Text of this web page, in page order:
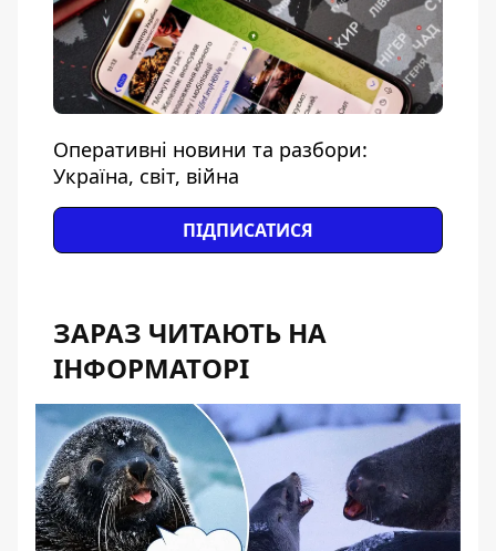
Оперативні новини та разбори:
Україна, світ, війна
ПІДПИСАТИСЯ
ЗАРАЗ ЧИТАЮТЬ НА
ІНФОРМАТОРІ